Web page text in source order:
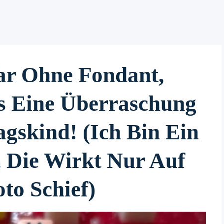
Ohne Fondant,
Eine Überraschung
(Ich Bin Ein
Die Wirkt Nur Auf
Schief)